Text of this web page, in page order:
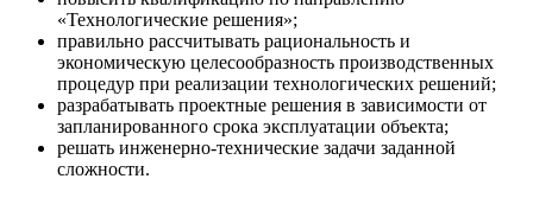
«Технологические решения»;
правильно рассчитывать рациональность и
экономическую целесообразность производственных
процедур при реализации технологических решений;
разрабатывать проектные решения в зависимости от
запланированного срока эксплуатации объекта;
решать инженерно-технические задачи заданной
сложности.